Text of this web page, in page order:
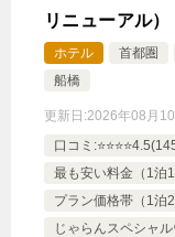
リニューアル）
ホテル 首都圏
船橋
更新日:2026年08月10
口コミ
最も安い料金（1泊
プラン価格帯（1泊
じゃらんスペシャ